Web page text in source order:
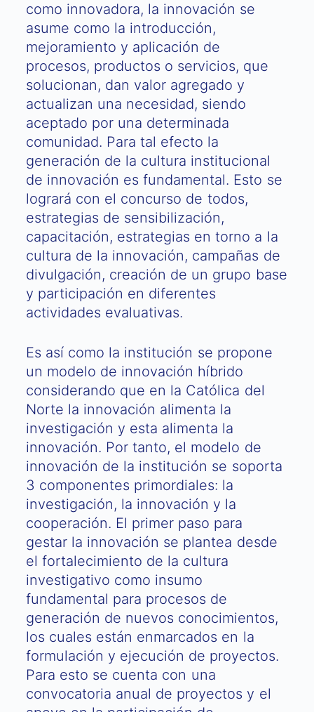
como innovadora, la innovación se
asume como la introducción,
mejoramiento y aplicación de
procesos, productos o servicios, que
solucionan, dan valor agregado y
actualizan una necesidad, siendo
aceptado por una determinada
comunidad. Para tal efecto la
generación de la cultura institucional
de innovación es fundamental. Esto se
logrará con el concurso de todos,
estrategias de sensibilización,
capacitación, estrategias en torno a la
cultura de la innovación, campañas de
divulgación, creación de un grupo base
y participación en diferentes
actividades evaluativas.
Es así como la institución se propone
un modelo de innovación híbrido
considerando que en la Católica del
Norte la innovación alimenta la
investigación y esta alimenta la
innovación. Por tanto, el modelo de
innovación de la institución se soporta
3 componentes primordiales: la
investigación, la innovación y la
cooperación. El primer paso para
gestar la innovación se plantea desde
el fortalecimiento de la cultura
investigativo como insumo
fundamental para procesos de
generación de nuevos conocimientos,
los cuales están enmarcados en la
formulación y ejecución de proyectos.
Para esto se cuenta con una
convocatoria anual de proyectos y el